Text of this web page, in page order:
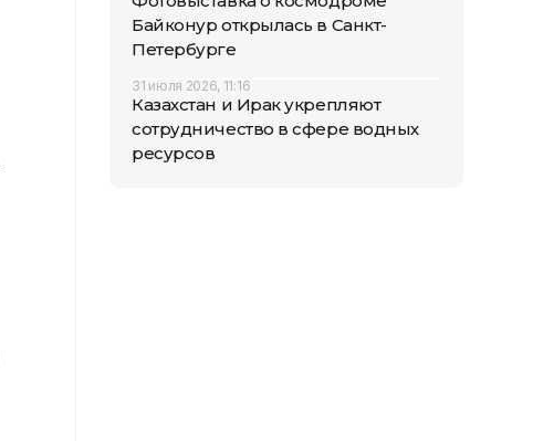
Байконур открылась в Санкт-
Петербурге
31 июля 2026, 11:16
Казахстан и Ирак укрепляют
сотрудничество в сфере водных
ресурсов